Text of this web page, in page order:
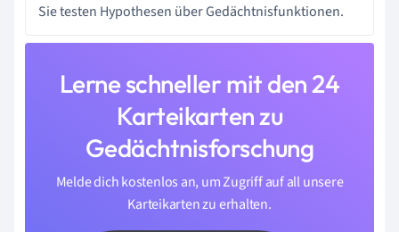
Sie testen Hypothesen über Gedächtnisfunktionen.
Lerne schneller mit den 24
Karteikarten zu
Gedächtnisforschung
Melde dich kostenlos an, um Zugriff auf all unsere
Karteikarten zu erhalten.